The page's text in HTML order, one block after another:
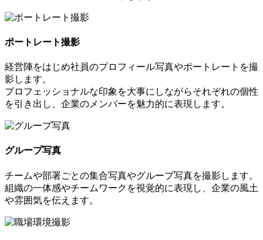
ポートレート撮影
経営陣をはじめ社員のプロフィール写真やポートレートを撮
影します。
プロフェッショナルな印象を大事にしながらそれぞれの個性
を引き出し、企業のメンバーを魅力的に表現します。
グループ写真
チームや部署ごとの集合写真やグループ写真を撮影します。
組織の一体感やチームワークを視覚的に表現し、企業の風土
や雰囲気を伝えます。